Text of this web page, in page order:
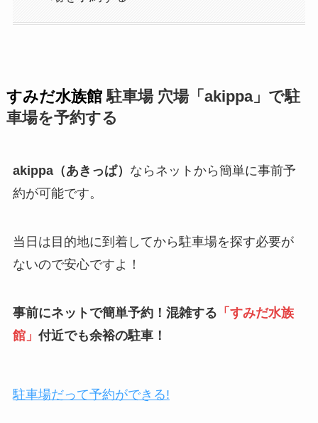
すみだ水族館駐車場 穴場「akippa」で駐
車場を予約する
akippa（あきっぱ） ならネットから簡単に事前予
約が可能です。
当日は目的地に到着してから駐車場を探す必要が
ないので安心ですよ！
事前にネットで簡単予約！混雑する 「 すみだ水族
館」付近でも余裕の駐車！
駐車場だって予約ができる!